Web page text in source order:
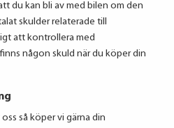
du kan bli av med bilen om den
skulder relaterade till
att kontrollera med
någon skuld när du köper din
så köper vi gärna din